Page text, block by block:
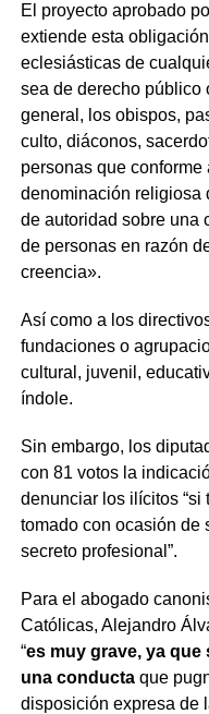
El proyecto aprobado
extiende esta
eclesiásticas de
sea de derecho público
general, los obispos,
culto, diáconos,
personas que
denominación religiosa
de autoridad sobre una
de personas en razón
creencia».
Así como a los
fundaciones o
cultural, juvenil,
índole.
Sin embargo, los
con 81 votos la
denunciar los ilícitos “si
tomado con ocasión de
secreto profesional”.
Para el abogado
Católicas, Alejandro
“es muy grave, ya
una conductaque
disposición expresa de